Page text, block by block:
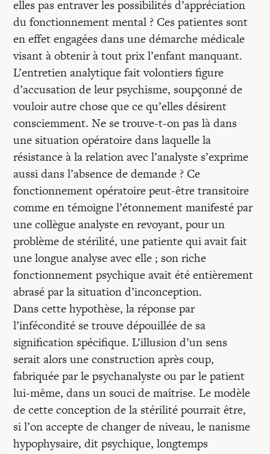
elles pas entraver les possibilités d’appréciation
du fonctionnement mental ? Ces patientes sont
en effet engagées dans une démarche médicale
visant à obtenir à tout prix l’enfant manquant.
L’entretien analytique fait volontiers figure
d’accusation de leur psychisme, soupçonné de
vouloir autre chose que ce qu’elles désirent
consciemment. Ne se trouve-t-on pas là dans
une situation opératoire dans laquelle la
résistance à la relation avec l’analyste s’exprime
aussi dans l’absence de demande ? Ce
fonctionnement opératoire peut-être transitoire
comme en témoigne l’étonnement manifesté par
une collègue analyste en revoyant, pour un
problème de stérilité, une patiente qui avait fait
une longue analyse avec elle ; son riche
fonctionnement psychique avait été entièrement
abrasé par la situation d’inconception.
Dans cette hypothèse, la réponse par
l’infécondité se trouve dépouillée de sa
signification spécifique. L’illusion d’un sens
serait alors une construction après coup,
fabriquée par le psychanalyste ou par le patient
lui-même, dans un souci de maîtrise. Le modèle
de cette conception de la stérilité pourrait être,
si l’on accepte de changer de niveau, le nanisme
hypophysaire, dit psychique, longtemps